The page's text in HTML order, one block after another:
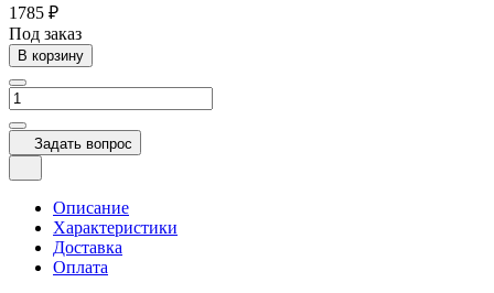
1785 ₽
Под заказ
В корзину
Задать вопрос
Описание
Характеристики
Доставка
Оплата